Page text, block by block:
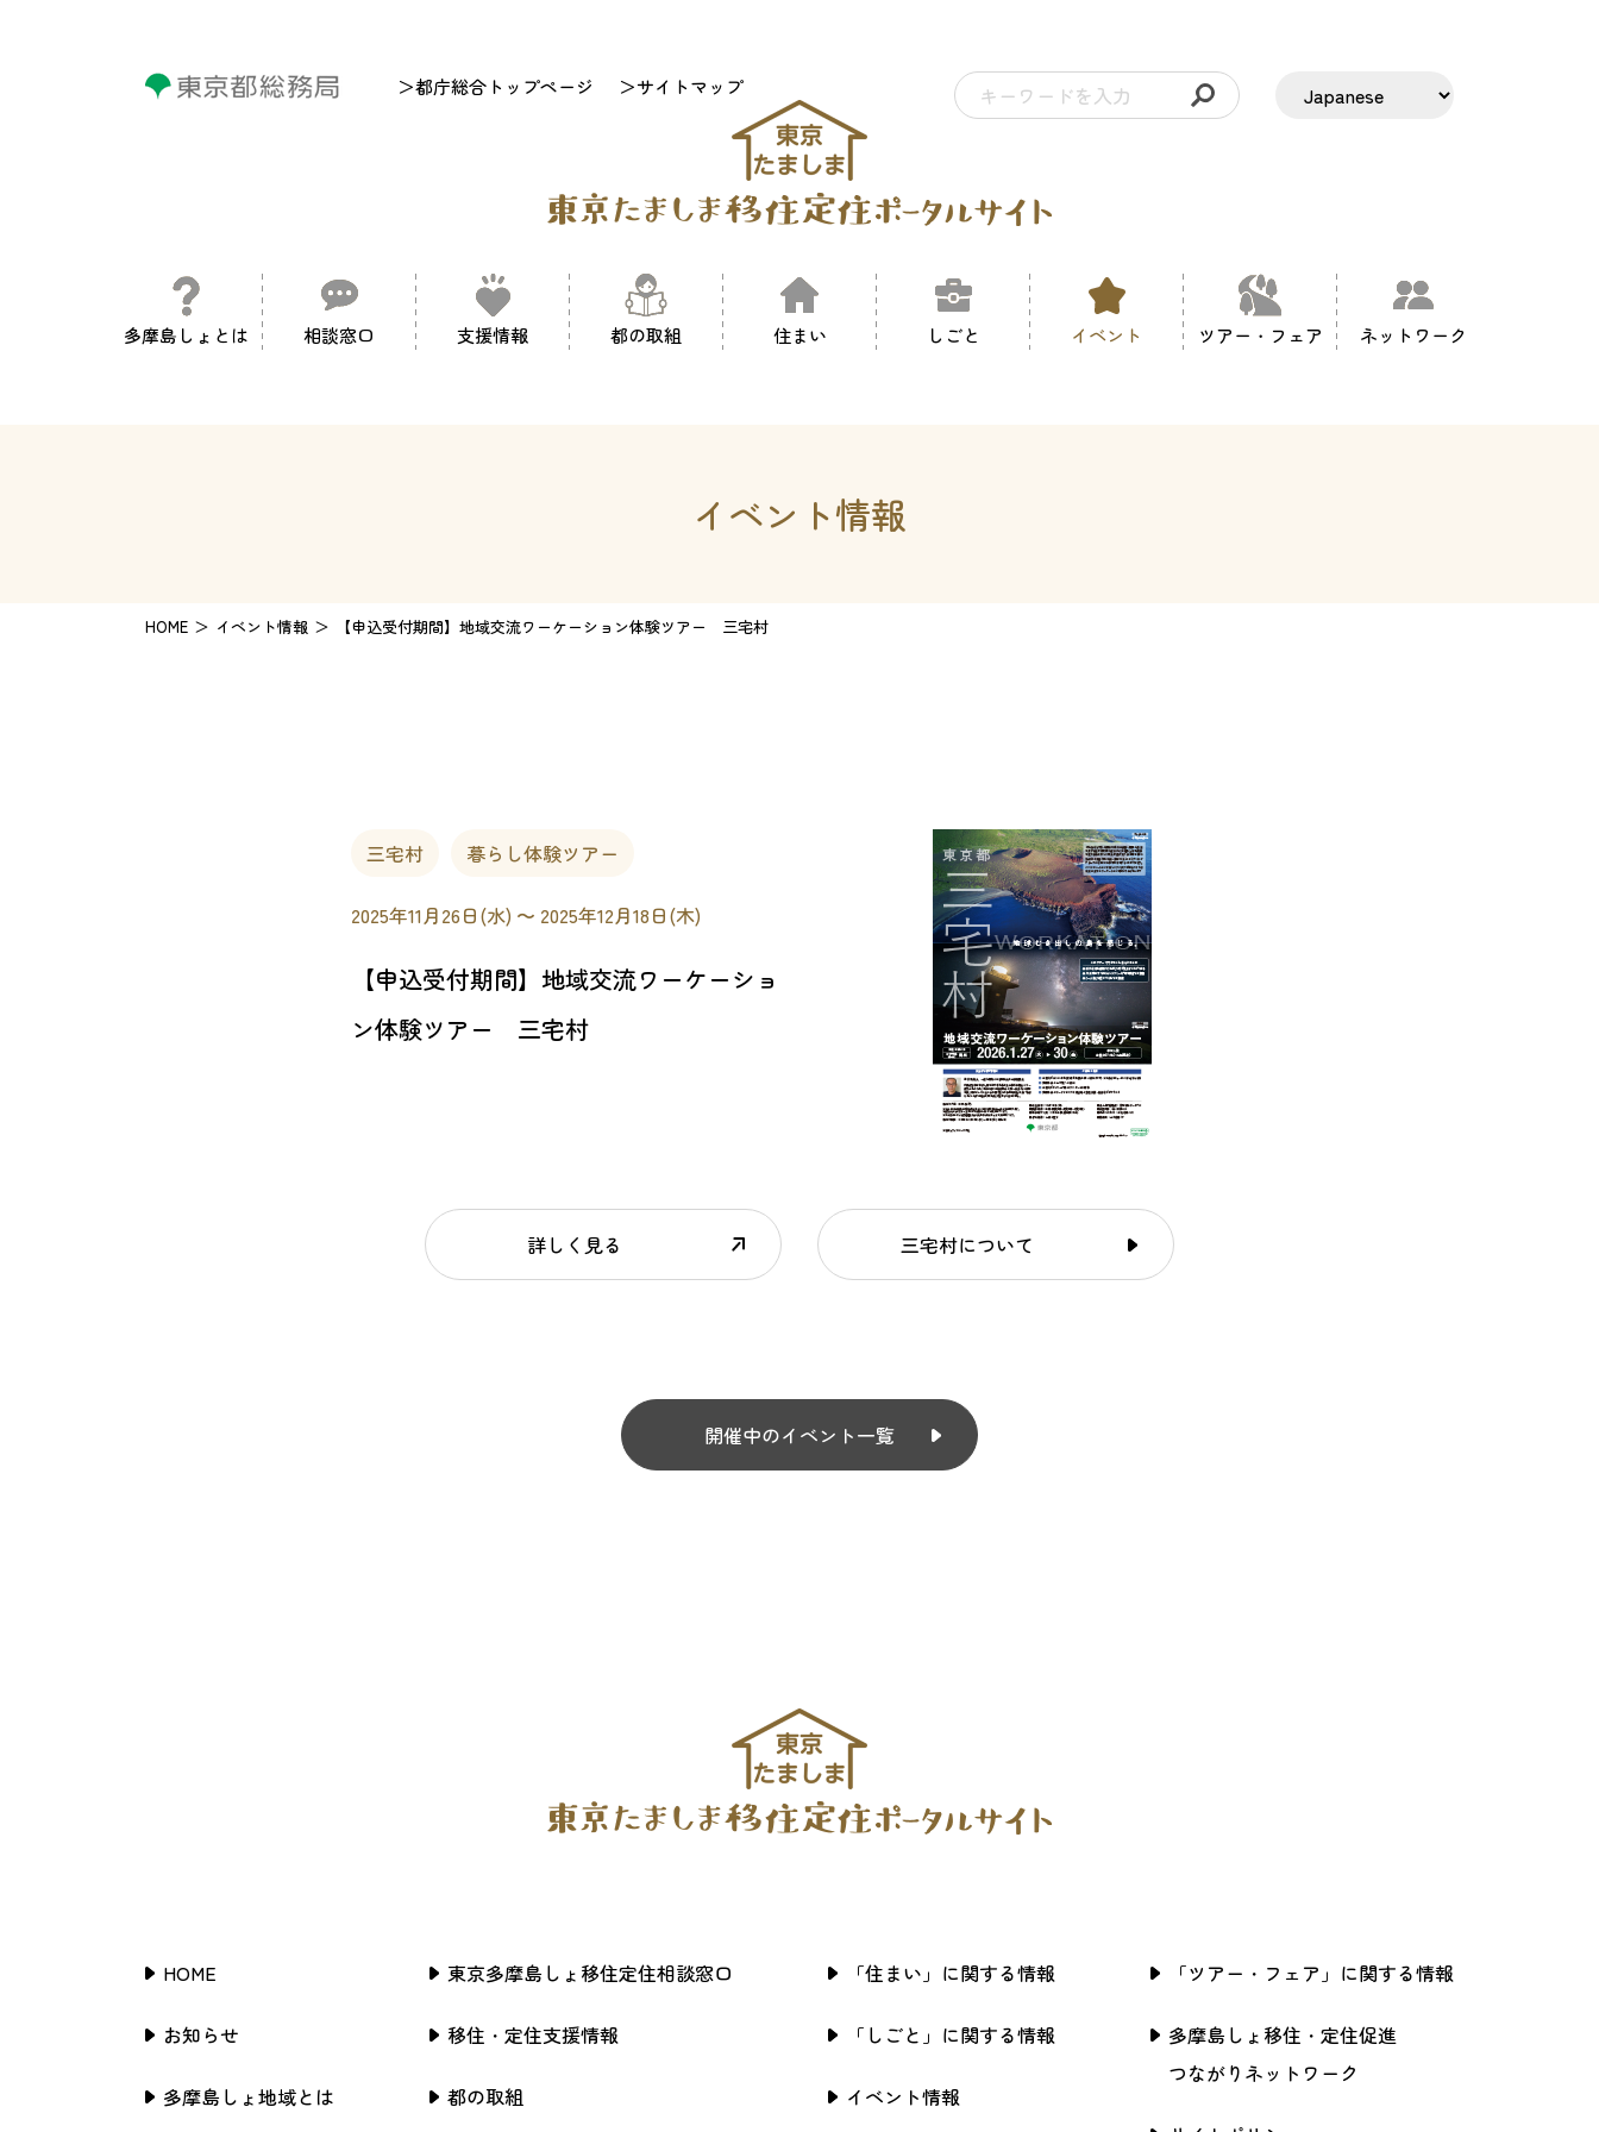
＞都庁総合トップページ ＞サイトマップ
多摩島しょとは 相談窓口 支援情報 都の取組 住まい しごと イベント ツアー・フェア ネットワーク
イベント情報
HOME イベント情報 【申込受付期間】地域交流ワーケーション体験ツアー 三宅村
三宅村 暮らし体験ツアー
2025年11月26日(水) 〜 2025年12月18日(木)
【申込受付期間】地域交流ワーケーショ
ン体験ツアー 三宅村
詳しく見る 三宅村について
開催中のイベント一覧
HOME
お知らせ
多摩島しょ地域とは
東京多摩島しょ移住定住相談窓口
移住・定住支援情報
都の取組
「住まい」に関する情報
「しごと」に関する情報
イベント情報
「ツアー・フェア」に関する情報
多摩島しょ移住・定住促進
つながりネットワーク